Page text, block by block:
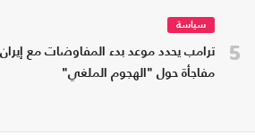
5
سياسة
ترامب يحدد موعد بدء المفاوضات مع
مفاجأة حول "الهجوم الملغي"